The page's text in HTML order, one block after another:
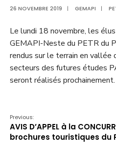
26 NOVEMBRE 2019 | GEMAPI |
Le lundi 18 novembre, les
GEMAPI-Neste du PETR du
rendus sur le terrain en vallée
secteurs des futures études
seront réalisés prochainement.
Previous:
AVIS D’APPEL à la
brochures touristiques du